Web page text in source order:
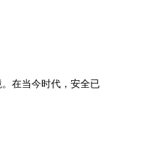
在当今时代，安全已